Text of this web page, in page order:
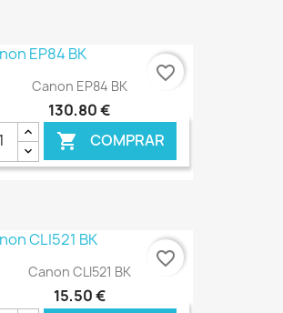
€ ONLINE
Canon EP84 BK
130,80 €
 COMPRAR
€ ONLINE
favorite_border
Canon CLI521 BK
15,50 €
favorite_border